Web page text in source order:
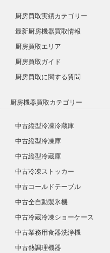
厨房買取実績カテゴリー
最新厨房機器買取情報
厨房買取エリア
厨房買取ガイド
厨房買取に関する質問
厨房機器買取カテゴリー
中古縦型冷凍冷蔵庫
中古縦型冷凍庫
中古縦型冷蔵庫
中古冷凍ストッカー
中古コールドテーブル
中古全自動製氷機
中古冷蔵冷凍ショーケース
中古業務用食器洗浄機
中古熱調理機器